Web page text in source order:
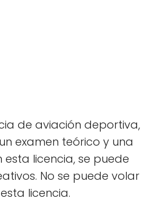
de aviación deportiva,
examen teórico y una
licencia, se puede
No se puede volar
licencia.